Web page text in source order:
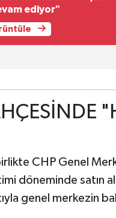
ediyor"
CHP Genel
döneminde satın
genel merkezin